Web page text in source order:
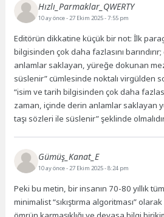
Hızlı_Parmaklar_QWERTY
10 ay önce- 27 Ekim 2025 - 7:55 pm
Editörün dikkatine küçük bir not: İlk
bilgisinden çok daha fazlasını
anlamlar saklayan, yüreğe dokunan
süslenir” cümlesinde noktalı virgülden
“isim ve tarih bilgisinden çok daha
zaman, içinde derin anlamlar saklayan
taşı sözleri ile süslenir” şeklinde
Gümüş_Kanat_E
10 ay önce- 27 Ekim 2025 - 8:24 pm
Peki bu metin, bir insanın 70-80 yıllık
minimalist “sıkıştırma algoritması”